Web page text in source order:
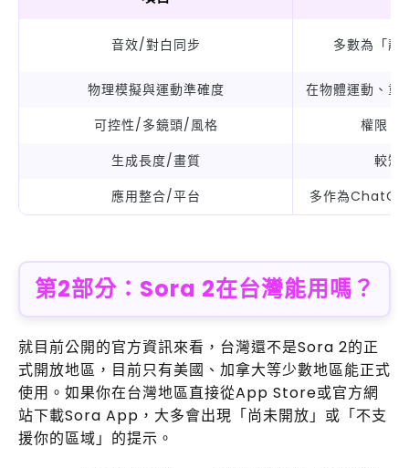
音效/對白同步 多數為「靜
物理模擬與運動準確度
在物體運動、重
可控性/多鏡頭/風格
權限、
生成長度/畫質
較短
應用整合/平台
多作為
第2部分：Sora 2在台灣能用嗎？
就目前公開的官方資訊來看，台灣還不是Sora 2的正
式開放地區，目前只有美國、加拿大等少數地區能正式
使用。如果你在台灣地區直接從App Store或官方網
站下載Sora App，大多會出現「尚未開放」或「不支
援你的區域」的提示。